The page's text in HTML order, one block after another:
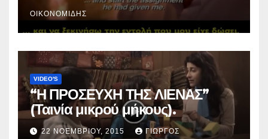
ΟΙΚΟΝΟΜΊΔΗΣ
VIDEO'S
“Η ΠΡΟΣΕΥΧΗ ΤΗΣ ΛΙΕΝΑΣ”
(Ταινία μικρού μήκους).
22 ΝΟΕΜΒΡΊΟΥ, 2015 ΓΙΏΡΓΟΣ